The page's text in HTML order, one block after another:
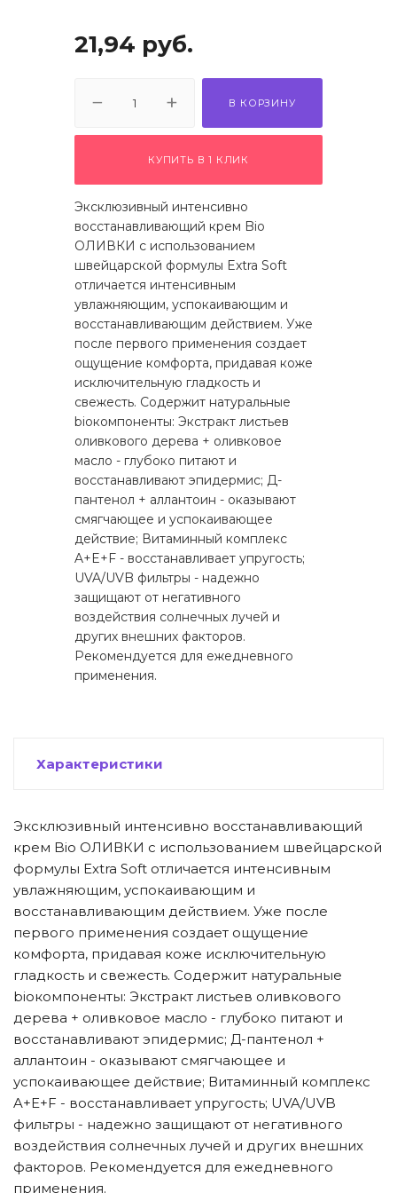
21,94 руб.
В КОРЗИНУ
КУПИТЬ В 1 КЛИК
Эксклюзивный интенсивно
восстанавливающий крем Bio
ОЛИВКИ с использованием
швейцарской формулы Extra Soft
отличается интенсивным
увлажняющим, успокаивающим и
восстанавливающим действием. Уже
после первого применения создает
ощущение комфорта, придавая коже
исключительную гладкость и
свежесть. Содержит натуральные
bioкомпоненты: Экстракт листьев
оливкового дерева + оливковое
масло - глубоко питают и
восстанавливают эпидермис; Д-
пантенол + аллантоин - оказывают
смягчающее и успокаивающее
действие; Витаминный комплекс
A+E+F - восстанавливает упругость;
UVA/UVB фильтры - надежно
защищают от негативного
воздействия солнечных лучей и
других внешних факторов.
Рекомендуется для ежедневного
применения.
Характеристики
Эксклюзивный интенсивно восстанавливающий
крем Bio ОЛИВКИ с использованием швейцарской
формулы Extra Soft отличается интенсивным
увлажняющим, успокаивающим и
восстанавливающим действием. Уже после
первого применения создает ощущение
комфорта, придавая коже исключительную
гладкость и свежесть. Содержит натуральные
bioкомпоненты: Экстракт листьев оливкового
дерева + оливковое масло - глубоко питают и
восстанавливают эпидермис; Д-пантенол +
аллантоин - оказывают смягчающее и
успокаивающее действие; Витаминный комплекс
A+E+F - восстанавливает упругость; UVA/UVB
фильтры - надежно защищают от негативного
воздействия солнечных лучей и других внешних
факторов. Рекомендуется для ежедневного
применения.